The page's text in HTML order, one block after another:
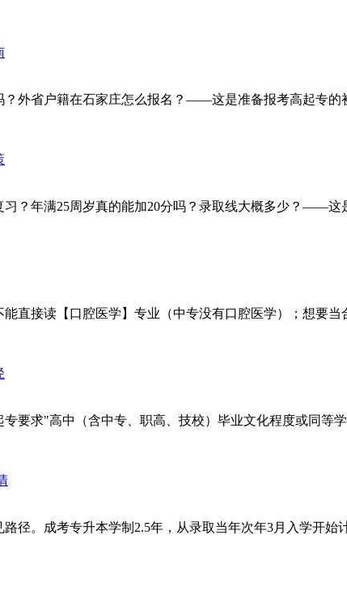
外省户籍在石家庄怎么报名？——这是准备报考高起专的
？年满25周岁真的能加20分吗？录取线大概多少？——
直接读【口腔医学】专业（中专没有口腔医学）；想要
求"高中（含中专、职高、技校）毕业文化程度或同等
径。成考专升本学制2.5年，从录取当年次年3月入学开